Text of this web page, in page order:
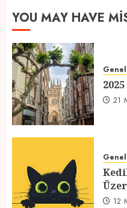
2
12
12
YOU MAY HAVE
Genel
21
Genel
12